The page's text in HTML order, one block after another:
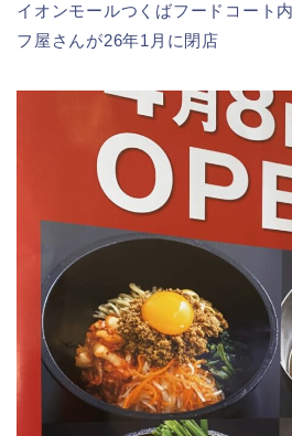
イオンモールつくばフードコート
フ屋さんが26年1月に閉店